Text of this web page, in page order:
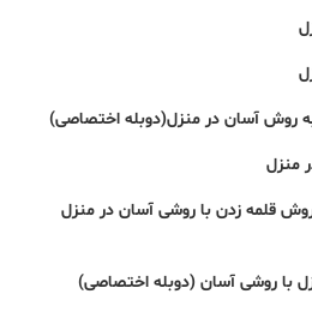
روش آسان در منزل(دوبله اختصاصی)
منزل
قلمه زدن با روشی آسان در منزل
با روشی آسان (دوبله اختصاصی)